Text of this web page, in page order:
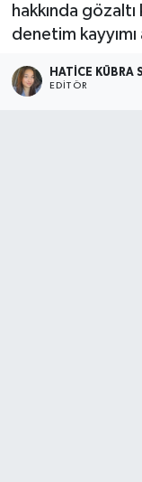
hakkında
denetim kayyımı
HATICE KÜBRA
EDITÖR